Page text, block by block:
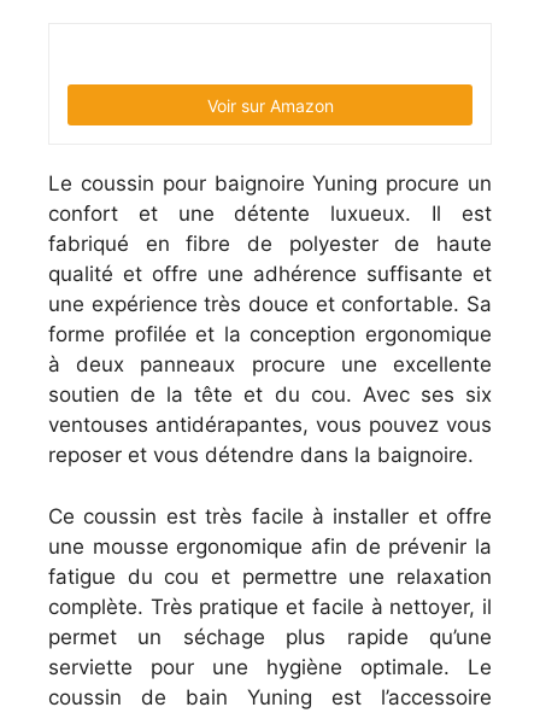
Voir sur Amazon
Le coussin pour baignoire Yuning procure un
confort et une détente luxueux. Il est
fabriqué en fibre de polyester de haute
qualité et offre une adhérence suffisante et
une expérience très douce et confortable. Sa
forme profilée et la conception ergonomique
à deux panneaux procure une excellente
soutien de la tête et du cou. Avec ses six
ventouses antidérapantes, vous pouvez vous
reposer et vous détendre dans la baignoire.
Ce coussin est très facile à installer et offre
une mousse ergonomique afin de prévenir la
fatigue du cou et permettre une relaxation
complète. Très pratique et facile à nettoyer, il
permet un séchage plus rapide qu’une
serviette pour une hygiène optimale. Le
coussin de bain Yuning est l’accessoire